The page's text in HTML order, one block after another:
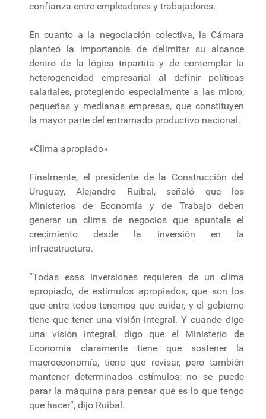
confianza entre empleadores y trabajadores.
En cuanto a la negociación colectiva, la Cámara
planteó la importancia de delimitar su alcance
dentro de la lógica tripartita y de contemplar la
heterogeneidad empresarial al definir políticas
salariales, protegiendo especialmente a las micro,
pequeñas y medianas empresas, que constituyen
la mayor parte del entramado productivo nacional.
«Clima apropiado»
Finalmente, el presidente de la Construcción del
Uruguay, Alejandro Ruibal, señaló que los
Ministerios de Economía y de Trabajo deben
generar un clima de negocios que apuntale el
crecimiento desde la inversión en la
infraestructura.
“Todas esas inversiones requieren de un clima
apropiado, de estímulos apropiados, que son los
que entre todos tenemos que cuidar, y el gobierno
tiene que tener una visión integral. Y cuando digo
una visión integral, digo que el Ministerio de
Economía claramente tiene que sostener la
macroeconomía, tiene que revisar, pero también
mantener determinados estímulos; no se puede
parar la máquina para pensar qué es lo que tengo
que hacer”, dijo Ruibal.